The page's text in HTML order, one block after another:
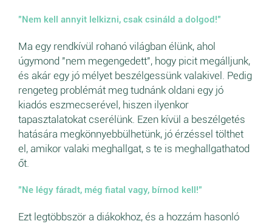
"Nem kell annyit lelkizni, csak csináld a dolgod!"
Ma egy rendkívül rohanó világban élünk, ahol
úgymond "nem megengedett", hogy picit megálljunk,
és akár egy jó mélyet beszélgessünk valakivel. Pedig
rengeteg problémát meg tudnánk oldani egy jó
kiadós eszmecserével, hiszen ilyenkor
tapasztalatokat cserélünk. Ezen kívül a beszélgetés
hatására megkönnyebbülhetünk, jó érzéssel tölthet
el, amikor valaki meghallgat, s te is meghallgathatod
őt.
"Ne légy fáradt, még fiatal vagy, bírnod kell!"
Ezt legtöbbször a diákokhoz, és a hozzám hasonló